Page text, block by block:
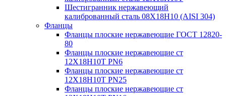
Шестигранник нержавеющий
калиброванный сталь 08Х18Н10 (AISI 304)
Фланцы
Фланцы плоские нержавеющие ГОСТ 12820-
80
Фланцы плоские нержавеющие ст
12Х18Н10Т PN6
Фланцы плоские нержавеющие ст
12Х18Н10Т PN25
Фланцы плоские нержавеющие ст